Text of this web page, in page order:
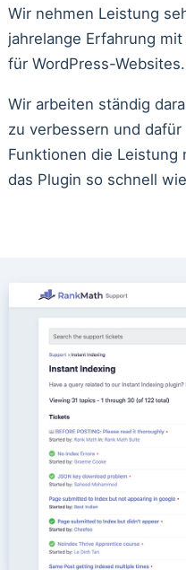
Wir nehmen Leistung
jahrelange Erfahrung
für WordPress-Websites.
Wir arbeiten ständig
zu verbessern und
Funktionen die Leistung
das Plugin so schnell wie